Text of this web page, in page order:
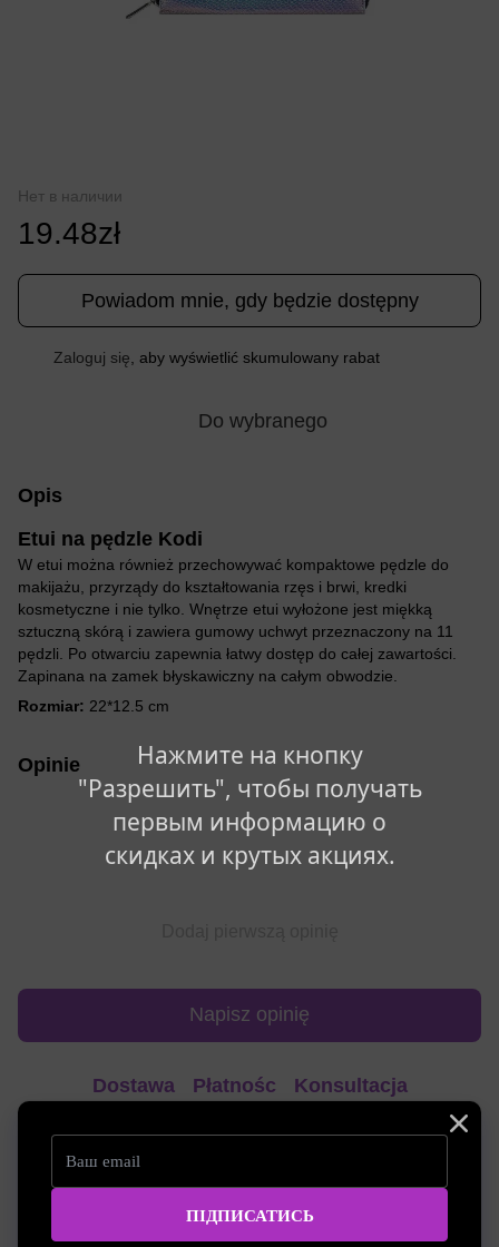
Нажмите на кнопку
"Разрешить", чтобы получать
первым информацию о
скидках и крутых акциях.
Нет в наличии
19.48zł
Powiadom mnie, gdy będzie dostępny
Zaloguj się , aby wyświetlić skumulowany rabat
Do wybranego
Opis
Etui na pędzle Kodi
W etui można również przechowywać kompaktowe pędzle do
makijażu, przyrządy do kształtowania rzęs i brwi, kredki
kosmetyczne i nie tylko. Wnętrze etui wyłożone jest miękką
sztuczną skórą i zawiera gumowy uchwyt przeznaczony na 11
pędzli. Po otwarciu zapewnia łatwy dostęp do całej zawartości.
Zapinana na zamek błyskawiczny na całym obwodzie.
Rozmiar: 22*12.5 cm
Opinie
Napisz opinię
Dostawa Płatnośc Konsultacja
Międzynarodowa dostawa do dowolnego
zakątka świata
Wysyłanie zamówień 2 razy w tygodniu;